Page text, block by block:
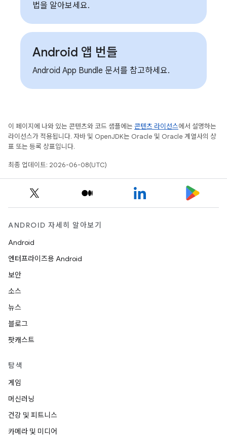
법을 알아보세요.
Android 앱 번들
Android App Bundle 문서를 참고하세요.
이 페이지에 나와 있는 콘텐츠와 코드 샘플에는 콘텐츠 라이선스에서 설명하는
라이선스가 적용됩니다. 자바 및 OpenJDK는 Oracle 및 Oracle 계열사의 상
표 또는 등록 상표입니다.
최종 업데이트: 2026-06-08(UTC)
ANDROID 자세히 알아보기
Android
엔터프라이즈용 Android
보안
소스
뉴스
블로그
팟캐스트
탐색
게임
머신러닝
건강 및 피트니스
카메라 및 미디어